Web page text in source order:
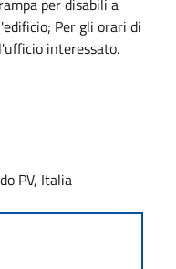
Per gli orari di
interessato.
PV, Italia